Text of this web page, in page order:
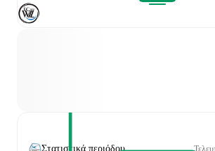
Στατιστικά περιόδου